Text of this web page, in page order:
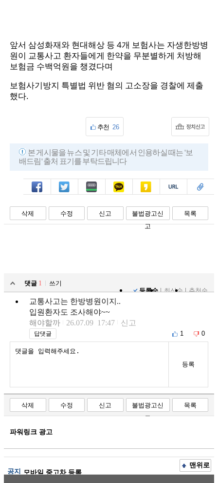
앞서 삼성화재와 현대해상 등 4개 보험사는 자생한방병
원이 교통사고 환자들에게 한약을 무분별하게 처방해
보험금 수백억원을 챙겼다며
보험사기방지 특별법 위반 혐의 고소장을 경찰에 제출
했다.
추천 26
본 게시물을 뉴스 및 기타 매체에서 인용하실 때는 '보
배드림' 출처 표기를 부탁드립니다
페북 트윗 밴드 카톡 카스 복사 스크랩
삭제 수정 신고
불법광고신
고
목록
댓글 1
쓰기
등록순
최신순 추천순
교통사고는 한방병원이지..
입원환자도 조사해야~~
해야할까
26.07.09 17:47 신고
답댓글 1 0
등록
삭제 수정 신고
불법광고신
고
목록
파워링크 광고
공지 모바일 중고차 등록
맨위로